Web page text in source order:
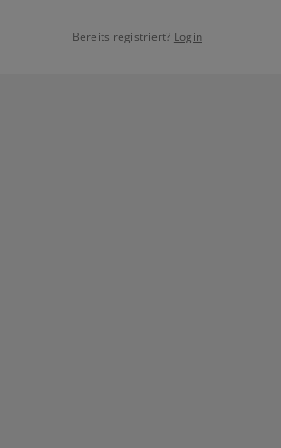
Bereits registriert? Login